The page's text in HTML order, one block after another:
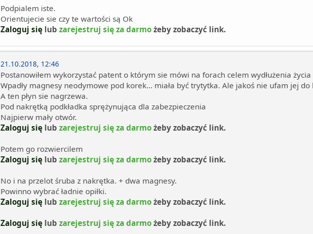
Podpialem iste.
Orientujecie sie czy te wartości są Ok
Zaloguj się lub zarejestruj się za darmo żeby zobaczyć link.
21.10.2018, 12:46
Postanowiłem wykorzystać patent o którym sie mówi na forach celem wydłużenia
Wpadły magnesy neodymowe pod korek... miała być trytytka. Ale jakoś nie ufam jej do
A ten płyn sie nagrzewa.
Pod nakrętką podkładka sprężynująca dla zabezpieczenia
Najpierw mały otwór.
Zaloguj się lub zarejestruj się za darmo żeby zobaczyć link.
Potem go rozwiercilem
Zaloguj się lub zarejestruj się za darmo żeby zobaczyć link.
No i na przelot śruba z nakrętka. + dwa magnesy.
Powinno wybrać ładnie opiłki.
Zaloguj się lub zarejestruj się za darmo żeby zobaczyć link.
Zaloguj się lub zarejestruj się za darmo żeby zobaczyć link.